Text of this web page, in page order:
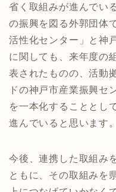
省く取組みが進んでい
の振興を図る外郭団体
活性化センター」と神
に関しても、来年度の
表されたものの、活動
ドの神戸市産業振興セ
を一本化することとし
進んでいると思います。
今後、連携した取組み
ともに、その取組みを